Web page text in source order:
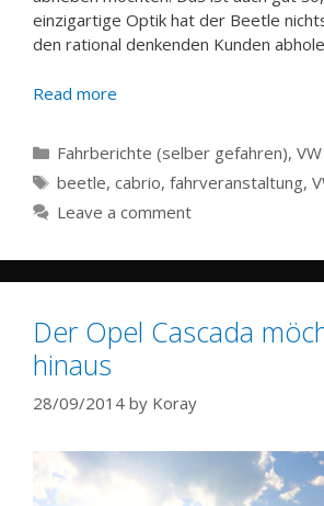
einzigartige Optik hat der Beetle
den rational denkenden Kunden
Read more
Categories
Fahrberichte (selber gefahren), VW
Tags
beetle, cabrio, fahrveranstaltung,
Leave a comment
Der Opel Cascada
hinaus
28/09/2014 by Koray